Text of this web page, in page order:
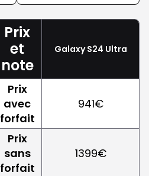
Prix
et
note
Galaxy S24 Ultra
Prix
avec
forfait
941€
Prix
sans
forfait
1399€